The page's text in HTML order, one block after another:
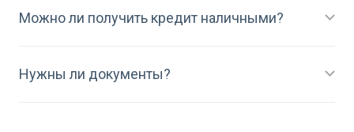
Можно ли получить кредит наличными?
Нужны ли документы?